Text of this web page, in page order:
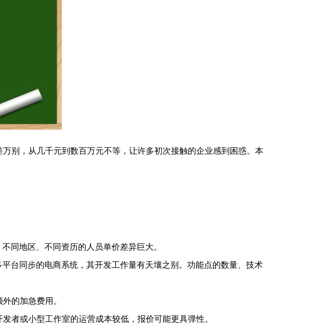
别，从几千元到数百万元不等，让许多初次接触的企业感到困惑。本
同地区、不同资历的人员单价差异巨大。
台同步的电商系统，其开发工作量有天壤之别。功能点的数量、技术
的加急费用。
者或小型工作室的运营成本较低，报价可能更具弹性。